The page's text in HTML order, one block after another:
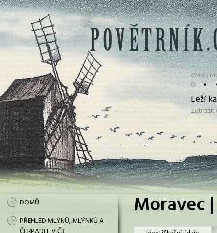
• •
Otázky
Leží
DOMŮ
PŘEHLED MLÝNŮ, MLÝNKŮ A
Moravec